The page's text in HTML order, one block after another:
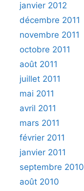
janvier 2012
décembre 2011
novembre 2011
octobre 2011
août 2011
juillet 2011
mai 2011
avril 2011
mars 2011
février 2011
janvier 2011
septembre 2010
août 2010